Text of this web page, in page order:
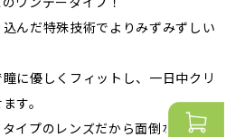
んだ特殊技術でよりみずみずしい
に優しくフィットし、一日中クリ
す。
イプのレンズだから面倒なお手入